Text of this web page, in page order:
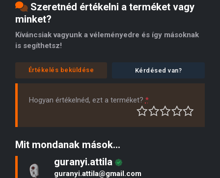
Szeretnéd értékelni a terméket vagy
minket?
Kíváncsiak vagyunk a véleményedre és így másoknak
is segíthetsz!
Értékelés beküldése Kérdésed van?
Hogyan értékelnéd, ezt a terméket? *
Mit mondanak mások...
guranyi.attila
guranyi.attila@gmail.com